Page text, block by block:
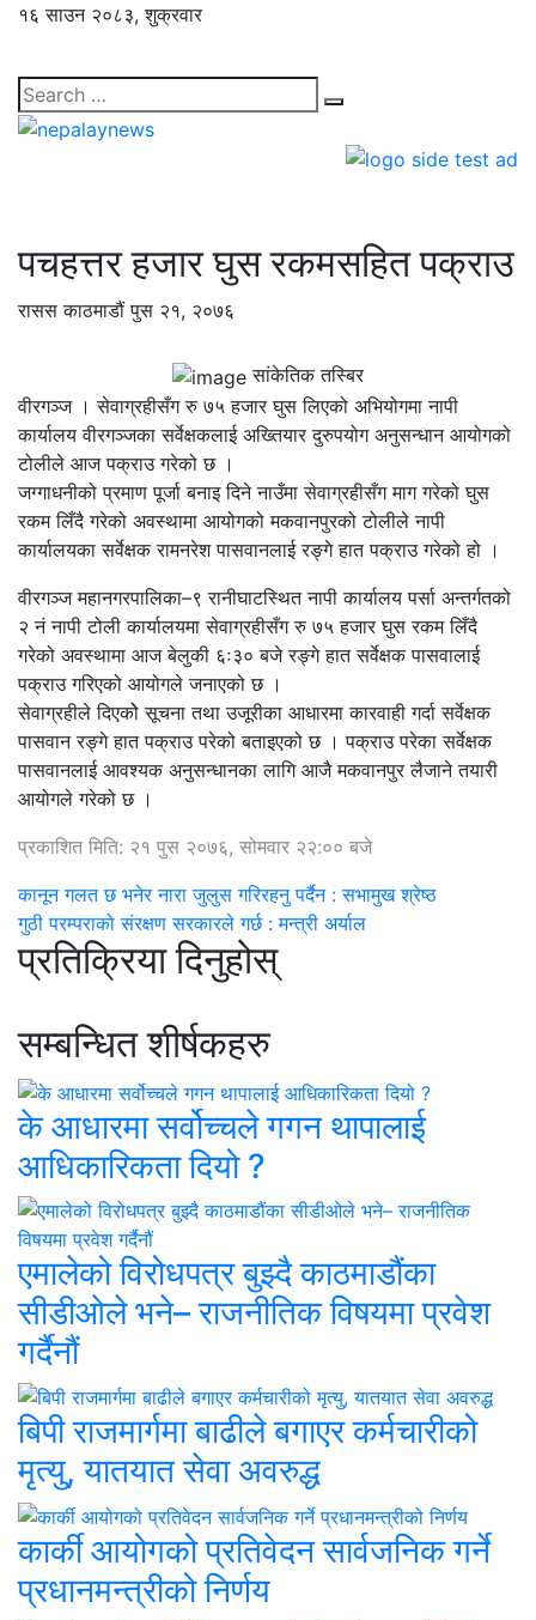
१६ साउन २०८३, शुक्रवार
पचहत्तर हजार घुस रकमसहित पक्राउ
राससकाठमाडौंपुस २१, २०७६
सांकेतिक तस्बिर
वीरगञ्ज । सेवाग्रहीसँग रु ७५ हजार घुस लिएको अभियोगमा नापी
कार्यालय वीरगञ्जका सर्वेक्षकलाई अख्तियार दुरुपयोग अनुसन्धान आयोगको
टोलीले आज पक्राउ गरेको छ ।
जग्गाधनीको प्रमाण पूर्जा बनाइ दिने नाउँमा सेवाग्रहीसँग माग गरेको घुस
रकम लिँदै गरेको अवस्थामा आयोगको मकवानपुरको टोलीले नापी
कार्यालयका सर्वेक्षक रामनरेश पासवानलाई रङ्गे हात पक्राउ गरेको हो ।
वीरगञ्ज महानगरपालिका–९ रानीघाटस्थित नापी कार्यालय पर्सा अन्तर्गतको
२ नं नापी टोली कार्यालयमा सेवाग्रहीसँग रु ७५ हजार घुस रकम लिँदै
गरेको अवस्थामा आज बेलुकी ६ः३० बजे रङ्गे हात सर्वेक्षक पासवालाई
पक्राउ गरिएको आयोगले जनाएको छ ।
सेवाग्रहीले दिएकोे सूचना तथा उजूरीका आधारमा कारवाही गर्दा सर्वेक्षक
पासवान रङ्गे हात पक्राउ परेको बताइएको छ । पक्राउ परेका सर्वेक्षक
पासवानलाई आवश्यक अनुसन्धानका लागि आजै मकवानपुर लैजाने तयारी
आयोगले गरेको छ ।
प्रकाशित मिति: २१ पुस २०७६, सोमवार २२:०० बजे
कानून गलत छ भनेर नारा जुलुस गरिरहनु पर्दैन : सभामुख श्रेष्ठ
गुठी परम्पराको संरक्षण सरकारले गर्छ : मन्त्री अर्याल
प्रतिक्रिया दिनुहोस्
सम्बन्धित शीर्षकहरु
के आधारमा सर्वोच्चले गगन थापालाई
आधिकारिकता दियो ?
एमालेको विरोधपत्र बुझ्दै काठमाडौंका
सीडीओले भने– राजनीतिक विषयमा प्रवेश
गर्दैनौं
बिपी राजमार्गमा बाढीले बगाएर कर्मचारीको
मृत्यु, यातयात सेवा अवरुद्ध
कार्की आयोगको प्रतिवेदन सार्वजनिक गर्ने
प्रधानमन्त्रीको निर्णय